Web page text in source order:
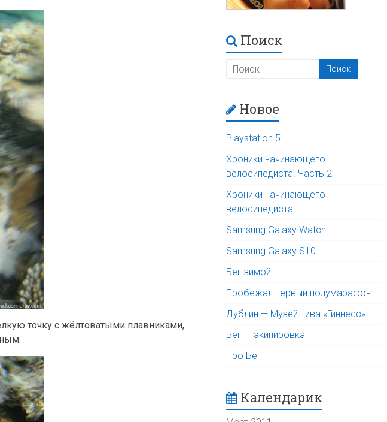
точку с жёлтоватыми плавниками,
Поиск
Новое
Playstation 5
Хроники начинающего
велосипедиста. Часть 2
Хроники начинающего
велосипедиста
Samsung Galaxy Watch
Samsung Galaxy S10
Бег зимой
Пробежал первый полумарафон
Дублин — Музей пива «Гиннесс»
Бег — экипировка
Про Бег
Календарик